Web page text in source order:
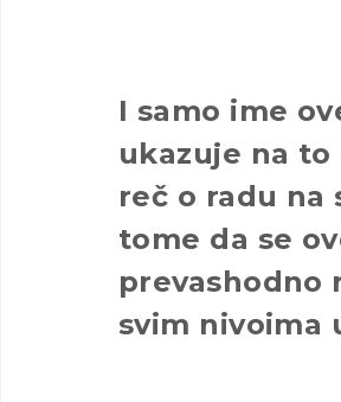
I samo ime
ukazuje na to
reč o radu na
tome da se
prevashodno
svim nivoima